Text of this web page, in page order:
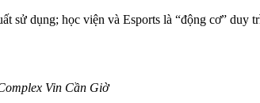
dụng; học viện và Esports là “động cơ” duy
Vin Cần Giờ